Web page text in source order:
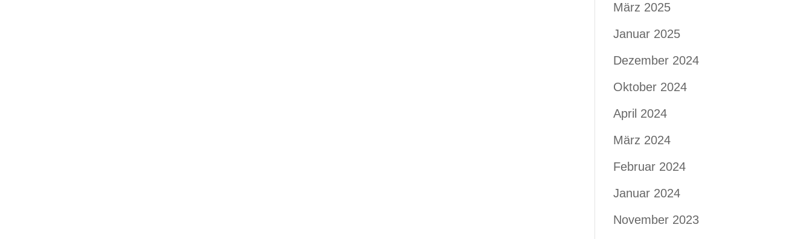
März 2025
Januar 2025
Dezember 2024
Oktober 2024
April 2024
März 2024
Februar 2024
Januar 2024
November 2023